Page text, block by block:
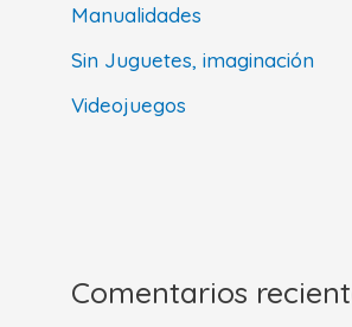
Manualidades
Sin Juguetes, imaginación
Videojuegos
Comentarios